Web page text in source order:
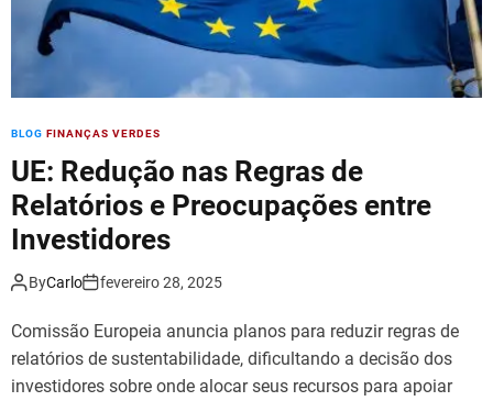
BLOG FINANÇAS VERDES
UE: Redução nas Regras de
Relatórios e Preocupações entre
Investidores
ByCarlo fevereiro 28, 2025
Comissão Europeia anuncia planos para reduzir regras de
relatórios de sustentabilidade, dificultando a decisão dos
investidores sobre onde alocar seus recursos para apoiar